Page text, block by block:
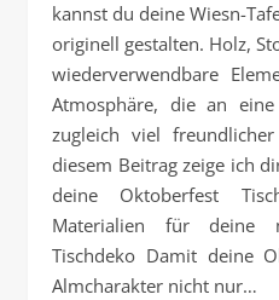
kannst du deine Wiesn-
originell gestalten. Holz,
wiederverwendbare
Atmosphäre, die an
zugleich viel
diesem Beitrag zeige ich
deine Oktoberfest
Materialien für deine
Tischdeko Damit deine
Almcharakter nicht nur…